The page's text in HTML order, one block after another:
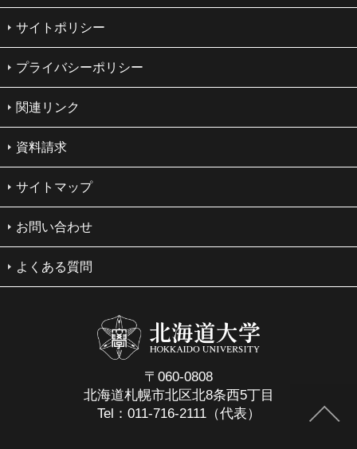
サイトポリシー
プライバシーポリシー
関連リンク
資料請求
サイトマップ
お問い合わせ
よくある質問
〒060-0808
北海道札幌市北区北8条西5丁目
Tel：011-716-2111（代表）